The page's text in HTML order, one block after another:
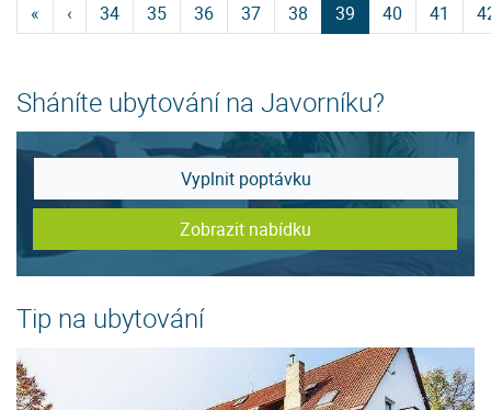
« ‹ 34 35 36 37 38 39 40 41
Sháníte ubytování na Javorníku?
Vyplnit poptávku
Zobrazit nabídku
Tip na ubytování